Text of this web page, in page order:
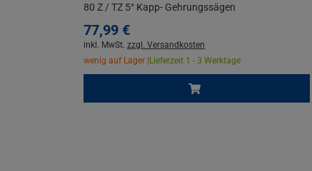
80 Z / TZ 5° Kapp- Gehrungssägen
77,99 €
inkl. MwSt. zzgl. Versandkosten
wenig auf Lager | Lieferzeit 1 - 3 Werktage